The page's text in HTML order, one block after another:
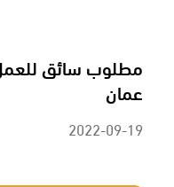
مطلوب سائق
عمان
2022-09-19